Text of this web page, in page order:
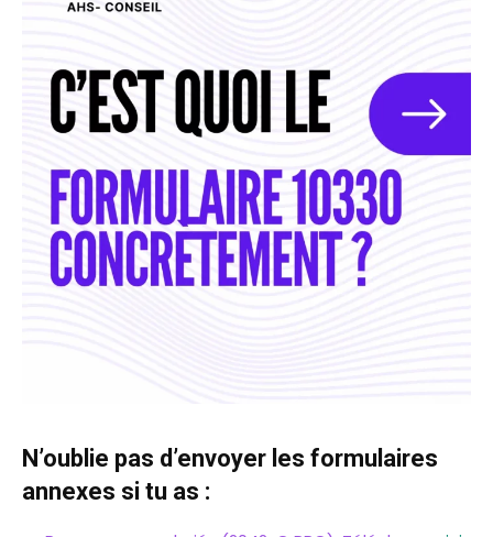
N’oublie pas d’envoyer les formulaires
annexes si tu as :